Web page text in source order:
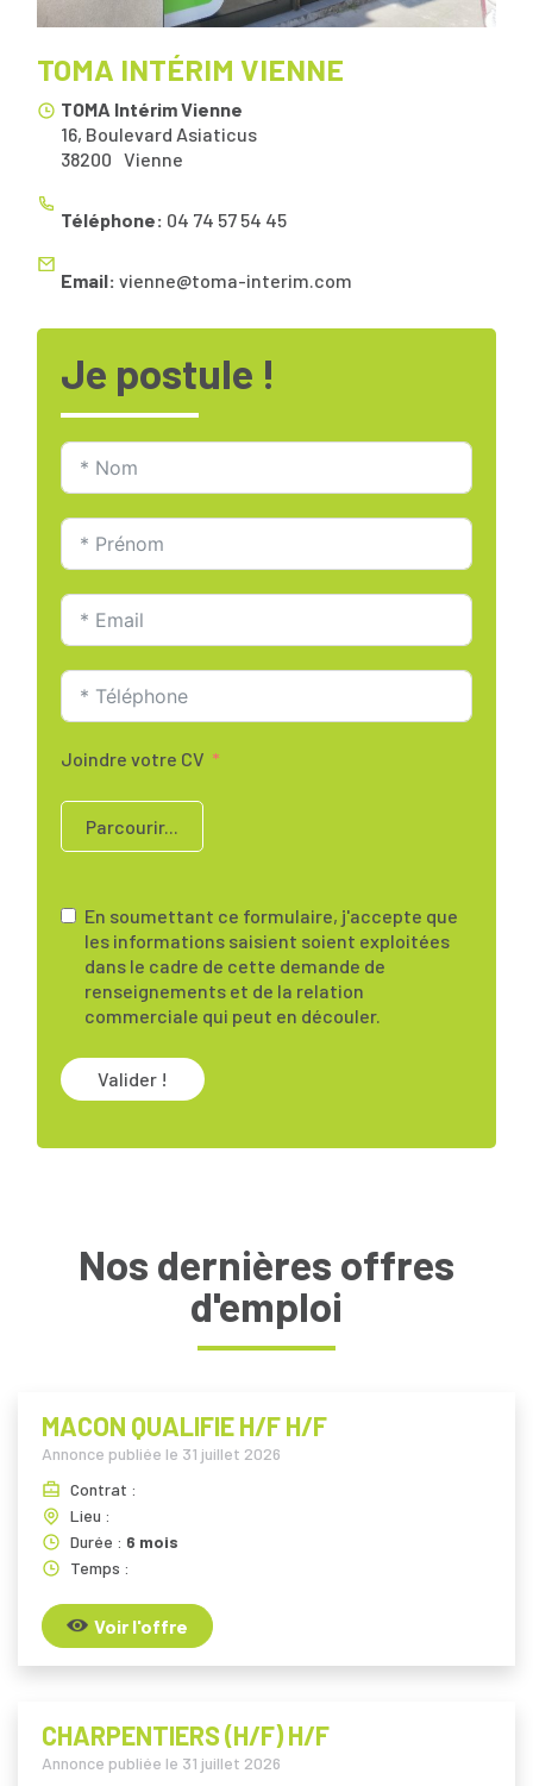
TOMA INTÉRIM VIENNE
TOMA Intérim Vienne
16, Boulevard Asiaticus
Vienne
38200
Téléphone: 04 74 57 54 45
Email: vienne@toma-interim.com
Je postule !
Joindre votre CV
Parcourir...
En soumettant ce formulaire, j'accepte que
les informations saisient soient exploitées
dans le cadre de cette demande de
renseignements et de la relation
commerciale qui peut en découler.
Valider !
Nos dernières offres
d'emploi
MACON QUALIFIE H/F H/F
Annonce publiée le 31 juillet 2026
Contrat :
Lieu :
Durée : 6 mois
Temps :
Voir l'offre
CHARPENTIERS (H/F) H/F
Annonce publiée le 31 juillet 2026